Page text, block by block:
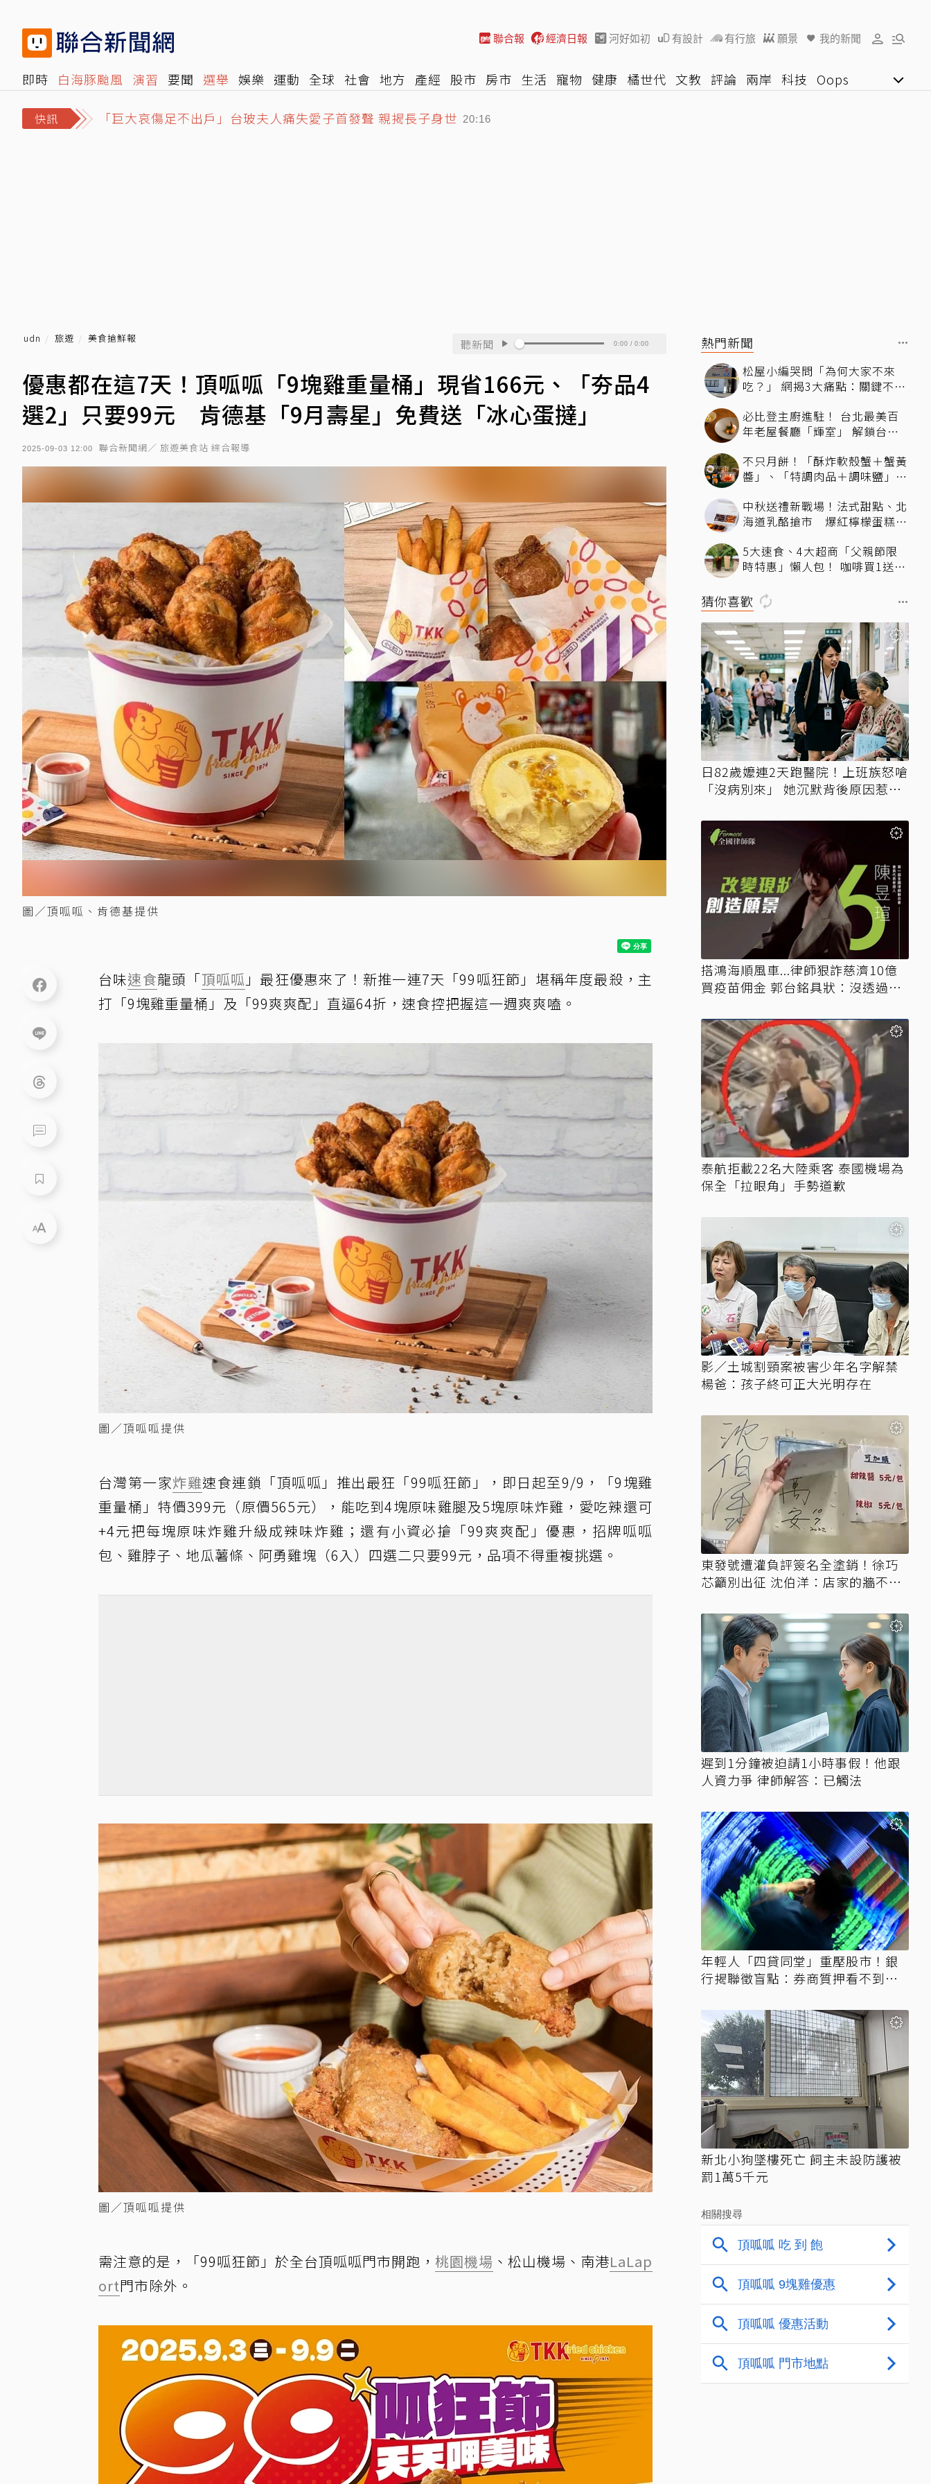
聯合報 經濟日報 河好如初 有設計 有行旅 願景 我的新聞
即時 白海豚颱風 演習 要聞 選舉 娛樂 運動 全球 社會 地方 產經 股市 房市 生活 寵物 健康 橘世代 文教 評論 兩岸 科技 Oops
快訊
「巨大哀傷足不出戶」台玻夫人痛失愛子首發聲 親揭長子身世
白海豚颱風移動速度再放慢 這時間點影響台灣最明顯 19:29
udn 旅遊 美食搶鮮報 聽新聞 0:00 / 0:00
優惠都在這7天！頂呱呱「9塊雞重量桶」現省166元、「夯品4
選2」只要99元 肯德基「9月壽星」免費送「冰心蛋撻」
2025-09-03 12:00 聯合新聞網／ 旅遊美食站 綜合報導
圖／頂呱呱、肯德基提供
台味速食龍頭「頂呱呱 」最狂優惠來了！新推一連7天「99呱狂節」堪稱年度最殺，主
打「9塊雞重量桶」及「99爽爽配」直逼64折，速食控把握這一週爽爽嗑。
圖／頂呱呱提供
台灣第一家炸雞速食連鎖「頂呱呱」推出最狂「99呱狂節」，即日起至9/9，「9塊雞
重量桶」特價399元（原價565元），能吃到4塊原味雞腿及5塊原味炸雞，愛吃辣還可
+4元把每塊原味炸雞升級成辣味炸雞；還有小資必搶「99爽爽配」優惠，招牌呱呱
包、雞脖子、地瓜薯條、阿勇雞塊（6入）四選二只要99元，品項不得重複挑選。
圖／頂呱呱提供
需注意的是，「99呱狂節」於全台頂呱呱門市開跑， 桃園機場 、松山機場、南港LaLap
ort門市除外。
熱門新聞
松屋小編哭問「為何大家不來
吃？」 網揭3大痛點：關鍵不只
必比登主廚進駐！ 台北最美百
年老屋餐廳「輝室」 解鎖台味
不只月餅！「酥炸軟殼蟹＋蟹黃
醬」、「特調肉品＋調味鹽」中
中秋送禮新戰場！法式甜點、北
海道乳酪搶市 爆紅檸檬蛋糕熱
5大速食、4大超商「父親節限
時特惠」懶人包！ 咖啡買1送
猜你喜歡
日82歲嬤連2天跑醫院！上班族怒嗆
「沒病別來」 她沉默背後原因惹鼻
搭鴻海順風車...律師狠詐慈濟10億
買疫苗佣金 郭台銘具狀：沒透過仲
泰航拒載22名大陸乘客 泰國機場為
保全「拉眼角」手勢道歉
影／土城割頸案被害少年名字解禁
楊爸：孩子終可正大光明存在
東發號遭灌負評簽名全塗銷！徐巧
芯籲別出征 沈伯洋：店家的牆不需
遲到1分鐘被迫請1小時事假！他跟
人資力爭 律師解答：已觸法
年輕人「四貸同堂」重壓股市！銀
行揭聯徵盲點：券商質押看不到、
新北小狗墜樓死亡 飼主未設防護被
罰1萬5千元